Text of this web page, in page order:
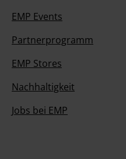
EMP Events
Partnerprogramm
EMP Stores
Nachhaltigkeit
Jobs bei EMP